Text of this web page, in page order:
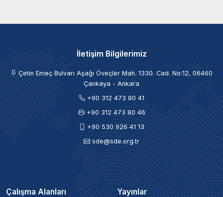
İletişim Bilgilerimiz
Çetin Emeç Bulvarı Aşağı Öveçler Mah. 1330. Cad. No:12, 06460
Çankaya - Ankara
+90 312 473 80 41
+90 312 473 80 46
+90 530 926 41 13
sde@sde.org.tr
Çalışma Alanları Yayınlar